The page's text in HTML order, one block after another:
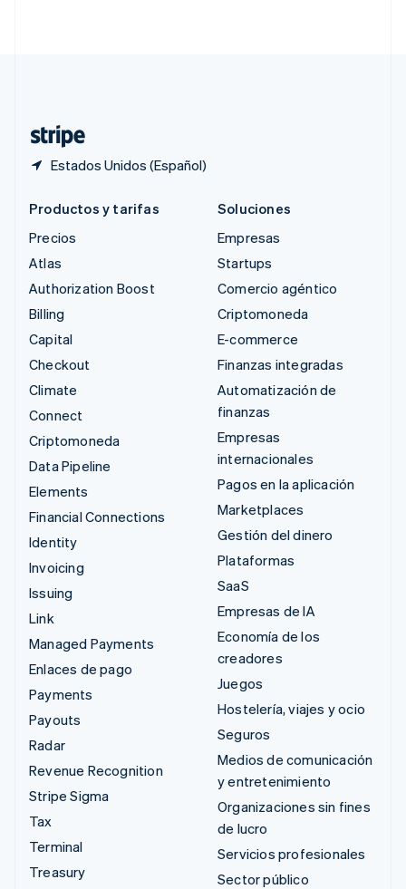
Estados Unidos (Español)
Productos y tarifas
Precios
Atlas
Authorization Boost
Billing
Capital
Checkout
Climate
Connect
Criptomoneda
Data Pipeline
Elements
Financial Connections
Identity
Invoicing
Issuing
Link
Managed Payments
Enlaces de pago
Payments
Payouts
Radar
Revenue Recognition
Stripe Sigma
Tax
Terminal
Treasury
Soluciones
Empresas
Startups
Comercio agéntico
Criptomoneda
E-commerce
Finanzas integradas
Automatización de
finanzas
Empresas
internacionales
Pagos en la aplicación
Marketplaces
Gestión del dinero
Plataformas
SaaS
Empresas de IA
Economía de los
creadores
Juegos
Hostelería, viajes y ocio
Seguros
Medios de comunicación
y entretenimiento
Organizaciones sin fines
de lucro
Servicios profesionales
Sector público